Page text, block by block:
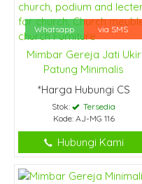
Whatsapp via SMS
Mimbar Gereja Jati Ukir
Patung Minimalis
*Harga Hubungi CS
Stok:
Tersedia
Kode: AJ-MG 116
Hubungi Kami